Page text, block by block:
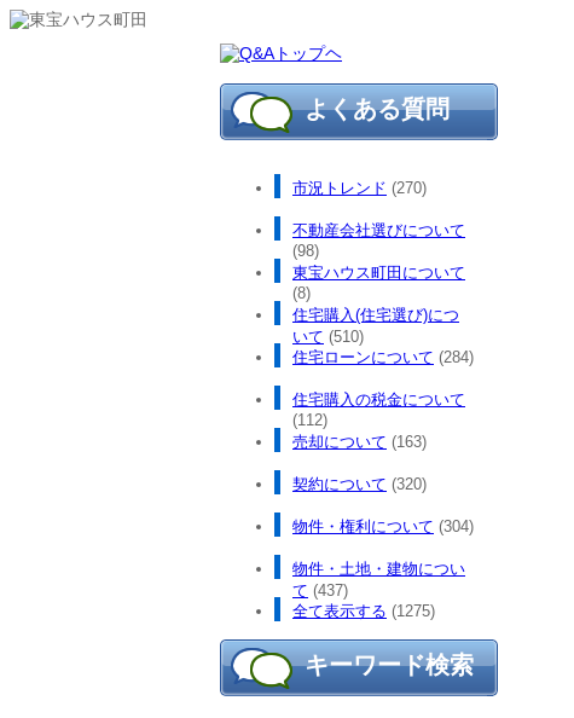
よくある質問
市況トレンド (270)
不動産会社選びについて
(98)
東宝ハウス町田について
(8)
住宅購入(住宅選び)につ
いて (510)
住宅ローンについて (284)
住宅購入の税金について
(112)
売却について (163)
契約について (320)
物件・権利について (304)
物件・土地・建物につい
て (437)
全て表示する (1275)
キーワード検索